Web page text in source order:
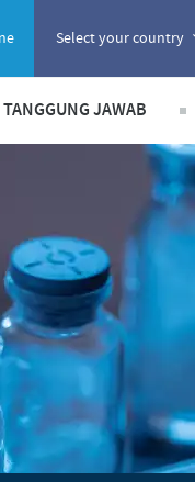
Select your country
Romania
Russia
South Africa
Spain
JAWAB
bisnis dan ilmiah
pendukung
Pekerjaan
Lowongan
Proses
Pengembangan